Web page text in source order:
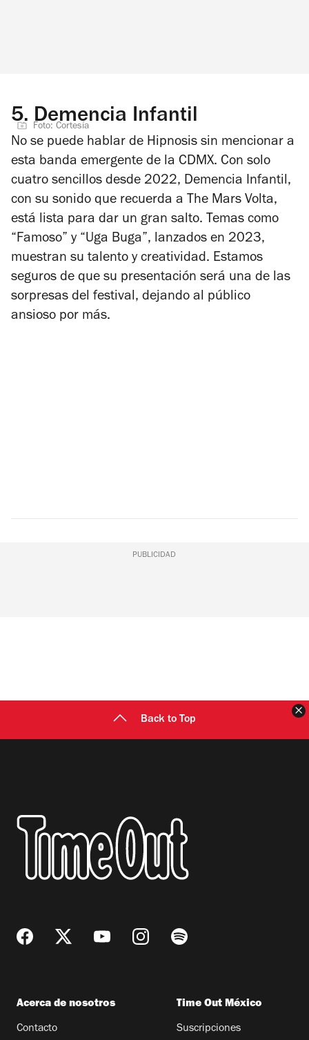
5. Demencia Infantil
Foto: Cortesía
No se puede hablar de Hipnosis sin mencionar a
esta banda emergente de la CDMX. Con solo
cuatro sencillos desde 2022, Demencia Infantil,
con su sonido que recuerda a The Mars Volta,
está lista para dar un gran salto. Temas como
“Famoso” y “Uga Buga”, lanzados en 2023,
muestran su talento y creatividad. Estamos
seguros de que su presentación será una de las
sorpresas del festival, dejando al público
ansioso por más.
PUBLICIDAD
Back to Top
Acerca de nosotros
Contacto
Time Out México
Suscripciones